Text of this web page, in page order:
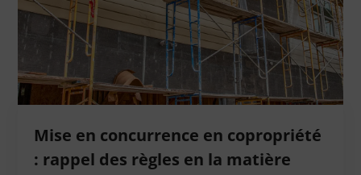
Mise en concurrence en copropriété
: rappel des règles en la matière